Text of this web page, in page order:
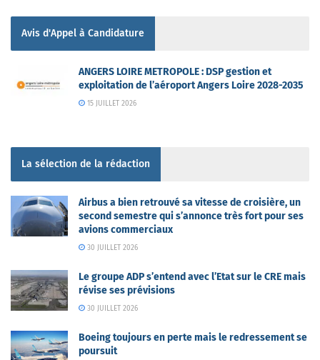
Avis d'Appel à Candidature
ANGERS LOIRE METROPOLE : DSP gestion et
exploitation de l’aéroport Angers Loire 2028-2035
15 JUILLET 2026
La sélection de la rédaction
Airbus a bien retrouvé sa vitesse de croisière, un
second semestre qui s’annonce très fort pour ses
avions commerciaux
30 JUILLET 2026
Le groupe ADP s’entend avec l’Etat sur le CRE mais
révise ses prévisions
30 JUILLET 2026
Boeing toujours en perte mais le redressement se
poursuit